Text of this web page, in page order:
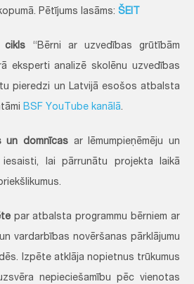
Pētījums lasāms: ŠEIT
cikls “Bērni ar uzvedības grūtībām
eksperti analizē skolēnu uzvedības
pieredzi un Latvijā esošos atbalsta
BSF YouTube kanālā.
un domnīcas ar lēmumpieņēmēju un
lai pārrunātu projekta laikā
par atbalsta programmu bērniem ar
vardarbības novēršanas pārklājumu
Izpēte atklāja nopietnus trūkumus
nepieciešamību pēc vienotas